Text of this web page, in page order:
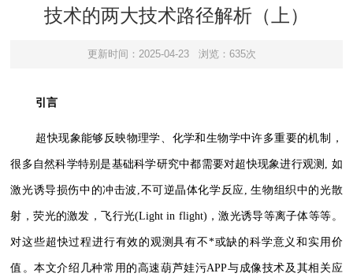
技术的两大技术路径解析（上）
更新时间：2025-04-23 浏览：635次
引言
超快现象能够反映物理学、化学和生物学中许多重要的机制，
很多自然科学特别是基础科学研究中都需要对超快现象进行观测, 如
激光诱导损伤中的冲击波,不可逆晶体化学反应, 生物组织中的光散
射，荧光的激发，飞行光(Light in flight)，激光诱导等离子体等等。
对这些超快过程进行有效的观测具有不*或缺的科学意义和实用价
值。本文介绍几种常用的高速葫芦娃污APP与成像技术及其相关应